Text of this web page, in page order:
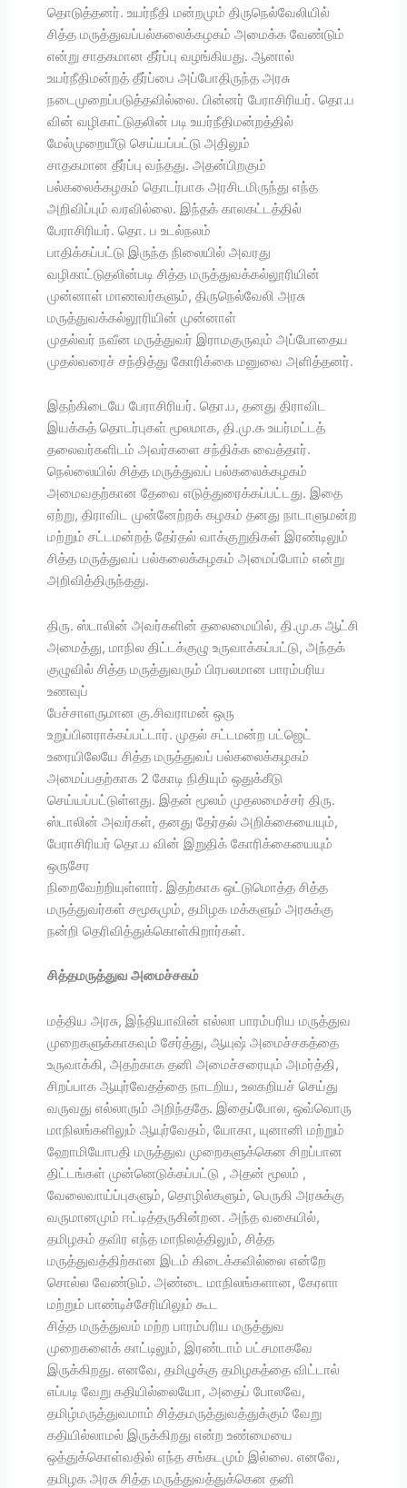
தொடுத்தனர். உயர்நீதி மன்றமும் திருநெல்வேலியில்
சித்த மருத்துவப்பல்கலைக்கழகம் அமைக்க வேண்டும்
என்று சாதகமான தீர்ப்பு வழங்கியது. ஆனால்
உயர்நீதிமன்றத் தீர்ப்பை அப்போதிருந்த அரசு
நடைமுறைப்படுத்தவில்லை. பின்னர் பேராசிரியர். தொ.ப
வின் வழிகாட்டுதலின் படி உயர்நீதிமன்றத்தில்
மேல்முறையீடு செய்யப்பட்டு அதிலும்
சாதகமான தீர்ப்பு வந்தது. அதன்பிறகும்
பல்கலைக்கழகம் தொடர்பாக அரசிடமிருந்து எந்த
அறிவிப்பும் வரவில்லை. இந்தக் காலகட்டத்தில்
பேராசிரியர். தொ. ப உடல்நலம்
பாதிக்கப்பட்டு இருந்த நிலையில் அவரது
வழிகாட்டுதலின்படி சித்த மருத்துவக்கல்லூரியின்
முன்னாள் மாணவர்களும், திருநெல்வேலி அரசு
மருத்துவக்கல்லூரியின் முன்னாள்
முதல்வர் நவீன மருத்துவர் இராமகுருவும் அப்போதைய
முதல்வரைச் சந்தித்து கோரிக்கை மனுவை அளித்தனர்.
இதற்கிடையே பேராசிரியர். தொ.ப, தனது திராவிட
இயக்கத் தொடர்புகள் மூலமாக, தி.மு.க உயர்மட்டத்
தலைவர்களிடம் அவர்களை சந்திக்க வைத்தார்.
நெல்லையில் சித்த மருத்துவப் பல்கலைக்கழகம்
அமைவதற்கான தேவை எடுத்துரைக்கப்பட்டது. இதை
ஏற்று, திராவிட முன்னேற்றக் கழகம் தனது நாடாளுமன்ற
மற்றும் சட்டமன்றத் தேர்தல் வாக்குறுதிகள் இரண்டிலும்
சித்த மருத்துவப் பல்கலைக்கழகம் அமைப்போம் என்று
அறிவித்திருந்தது.
திரு. ஸ்டாலின் அவர்களின் தலைமையில், தி.மு.க ஆட்சி
அமைத்து, மாநில திட்டக்குழு உருவாக்கப்பட்டு, அந்தக்
குழுவில் சித்த மருத்துவரும் பிரபலமான பாரம்பரிய
உணவுப்
பேச்சாளருமான கு.சிவராமன் ஒரு
உறுப்பினராக்கப்பட்டார். முதல் சட்டமன்ற பட்ஜெட்
உரையிலேயே சித்த மருத்துவப் பல்கலைக்கழகம்
அமைப்பதற்காக 2 கோடி நிதியும் ஒதுக்கீடு
செய்யப்பட்டுள்ளது. இதன் மூலம் முதலமைச்சர் திரு.
ஸ்டாலின் அவர்கள், தனது தேர்தல் அறிக்கையையும்,
பேராசிரியர் தொ.ப வின் இறுதிக் கோரிக்கையையும்
ஒருசேர
நிறைவேற்றியுள்ளார். இதற்காக ஒட்டுமொத்த சித்த
மருத்துவர்கள் சமூகமும், தமிழக மக்களும் அரசுக்கு
நன்றி தெரிவித்துக்கொள்கிறார்கள்.
சித்தமருத்துவ அமைச்சகம்
மத்திய அரசு, இந்தியாவின் எல்லா பாரம்பரிய மருத்துவ
முறைகளுக்காகவும் சேர்த்து, ஆயுஷ் அமைச்சகத்தை
உருவாக்கி, அதற்காக தனி அமைச்சரையும் அமர்த்தி,
சிறப்பாக ஆயுர்வேதத்தை நாடறிய, உலகறியச் செய்து
வருவது எல்லாரும் அறிந்ததே. இதைப்போல, ஒவ்வொரு
மாநிலங்களிலும் ஆயுர்வேதம், யோகா, யுனானி மற்றும்
ஹோமியோபதி மருத்துவ முறைகளுக்கென சிறப்பான
திட்டங்கள் முன்னெடுக்கப்பட்டு , அதன் மூலம் ,
வேலைவாய்ப்புகளும், தொழில்களும், பெருகி அரசுக்கு
வருமானமும் ஈட்டித்தருகின்றன. அந்த வகையில்,
தமிழகம் தவிர எந்த மாநிலத்திலும், சித்த
மருத்துவத்திற்கான இடம் கிடைக்கவில்லை என்றே
சொல்ல வேண்டும். அண்டை மாநிலங்களான, கேரளா
மற்றும் பாண்டிச்சேரியிலும் கூட
சித்த மருத்துவம் மற்ற பாரம்பரிய மருத்துவ
முறைகளைக் காட்டிலும், இரண்டாம் பட்சமாகவே
இருக்கிறது. எனவே, தமிழுக்கு தமிழகத்தை விட்டால்
எப்படி வேறு கதியில்லையோ, அதைப் போலவே,
தமிழ்மருத்துவமாம் சித்தமருத்துவத்துக்கும் வேறு
கதியில்லாமல் இருக்கிறது என்ற உண்மையை
ஒத்துக்கொள்வதில் எந்த சங்கடமும் இல்லை. எனவே,
தமிழக அரசு சித்த மருத்துவத்துக்கென தனி